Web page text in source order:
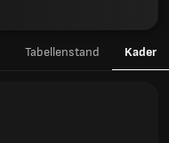
Tabellenstand Kader